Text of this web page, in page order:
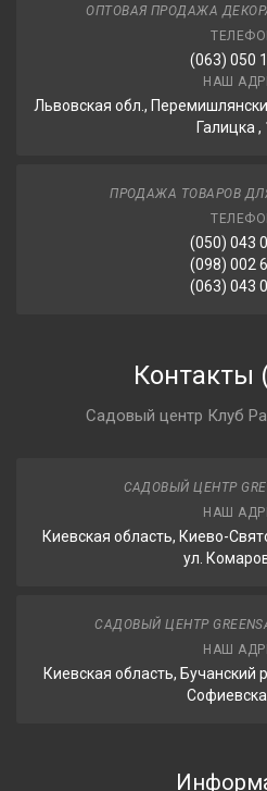
ОПТОВАЯ ПРОДАЖА
(063) 050
НАШ
Львовская обл.,
Галицка ,
ПРОДАЖА ТОВАРОВ
(050) 043
(098) 002
(063) 043
Контакты
Садовый центр Клуб
САДОВЫЙ ЦЕНТР
НАШ
Киевская область, Киево-
ул.
САДОВЫЙ ЦЕНТР
НАШ
Киевская область, Бучанский